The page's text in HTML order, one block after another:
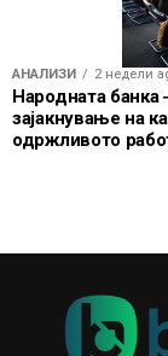
АНАЛИЗИ 2 недели
Народната банка
зајакнување на
одржливото